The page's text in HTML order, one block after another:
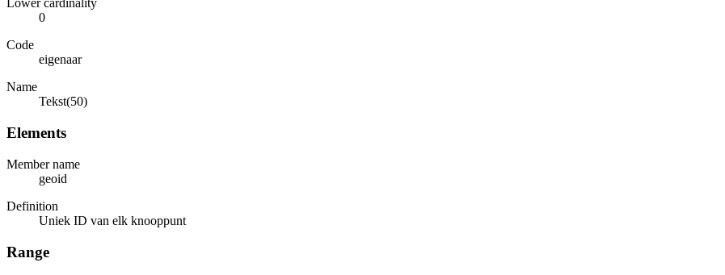
Lower cardinality
0
Code
eigenaar
Name
Tekst(50)
Elements
Member name
geoid
Definition
Uniek ID van elk knooppunt
Range